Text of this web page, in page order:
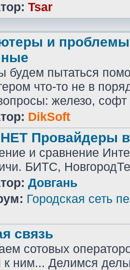
Tsar
и
будем пытаться
что-то не в
железо, софт
DikSoft
Провайдеры
и сравнение
БИТС,
Довгань
Городская сеть
связь
сотовых
к ним... Делимся